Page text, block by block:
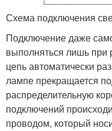
Схема подключения
Подключение даже
выполняться лишь
цепь автоматически
лампе прекращается
распределительную
подключений
проводом, который